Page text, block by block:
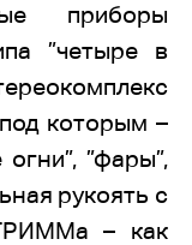
приборы
”четыре в
которым –
”фары”,
рукоять с
– как